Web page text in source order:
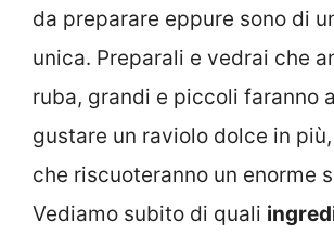
da preparare eppure sono di
unica. Preparali e vedrai che
ruba, grandi e piccoli faranno
gustare un raviolo dolce in
che riscuoteranno un enorme
Vediamo subito di quali